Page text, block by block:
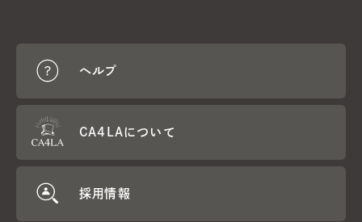
ヘルプ
CA4LAについて
採用情報